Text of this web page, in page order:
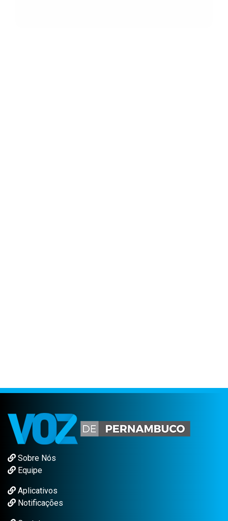
Sobre Nós
Equipe
Aplicativos
Notificações